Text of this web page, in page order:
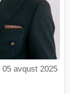
avqust 2025